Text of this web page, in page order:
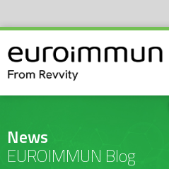
News
EUROIMMUN Blog